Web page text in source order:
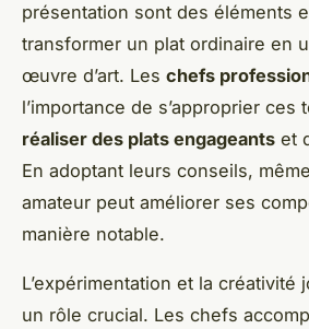
présentation sont des éléments
transformer un plat ordinaire en
œuvre d’art. Les chefs
l’importance de s’approprier ces
réaliser des plats engageants et
En adoptant leurs conseils,
amateur peut améliorer ses
manière notable.
L’expérimentation et la créativité
un rôle crucial. Les chefs